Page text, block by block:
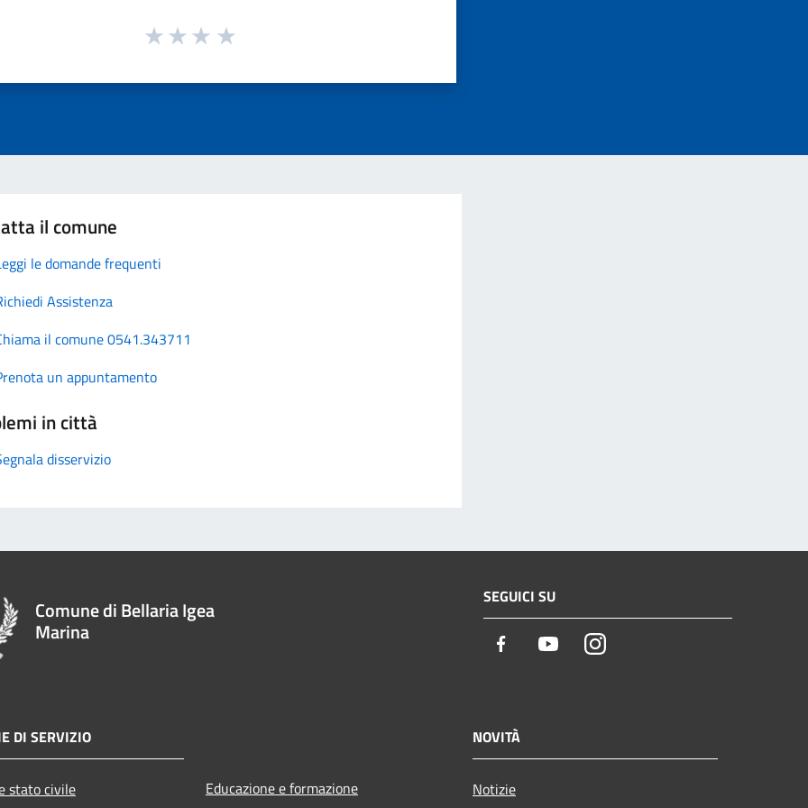
il comune
le domande frequenti
Assistenza
il comune 0541.343711
un appuntamento
in città
disservizio
Comune di Bellaria Igea
Marina
SEGUICI SU
Facebook YoutubeInstagram
DI SERVIZIO
stato civile Educazione e formazione
NOVITÀ
Notizie